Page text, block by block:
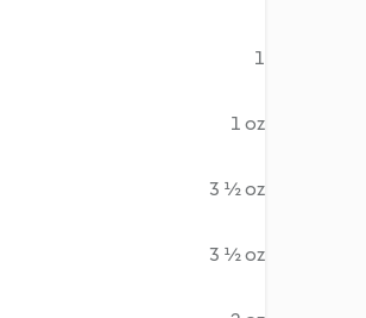
1
1 oz
3 ½ oz
3 ½ oz